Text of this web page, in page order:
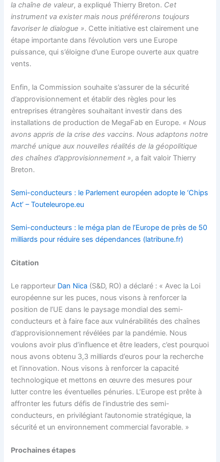
la chaîne de valeur, a expliqué Thierry Breton. Cet
instrument va exister mais nous préférerons toujours
favoriser le dialogue ». Cette initiative est clairement une
étape importante dans l’évolution vers une Europe
puissance, qui s’éloigne d’une Europe ouverte aux quatre
vents.
Enfin, la Commission souhaite s’assurer de la sécurité
d’approvisionnement et établir des règles pour les
entreprises étrangères souhaitant investir dans des
installations de production de MegaFab en Europe. « Nous
avons appris de la crise des vaccins. Nous adaptons notre
marché unique aux nouvelles réalités de la géopolitique
des chaînes d’approvisionnement », a fait valoir Thierry
Breton.
Semi-conducteurs : le Parlement européen adopte le ‘Chips
Act’ – Touteleurope.eu
Semi-conducteurs : le méga plan de l’Europe de près de 50
milliards pour réduire ses dépendances (latribune.fr)
Citation
Le rapporteur Dan Nica (S&D, RO) a déclaré : « Avec la Loi
européenne sur les puces, nous visons à renforcer la
position de l’UE dans le paysage mondial des semi-
conducteurs et à faire face aux vulnérabilités des chaînes
d’approvisionnement révélées par la pandémie. Nous
voulons avoir plus d’influence et être leaders, c’est pourquoi
nous avons obtenu 3,3 milliards d’euros pour la recherche
et l’innovation. Nous visons à renforcer la capacité
technologique et mettons en œuvre des mesures pour
lutter contre les éventuelles pénuries. L’Europe est prête à
affronter les futurs défis de l’industrie des semi-
conducteurs, en privilégiant l’autonomie stratégique, la
sécurité et un environnement commercial favorable. »
Prochaines étapes